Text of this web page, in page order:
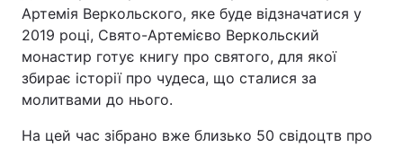
Головна
Україна Політика
Артемія Веркольского, яке буде відзначатися у
2019 році, Свято-Артемієво Веркольский
монастир готує книгу про святого, для якої
збирає історії про чудеса, що сталися за
молитвами до нього.
На цей час зібрано вже близько 50 свідоцтв про